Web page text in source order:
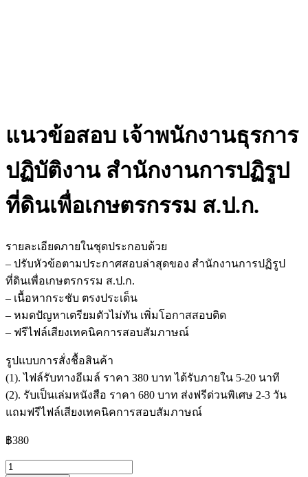
แนวข้อสอบ เจ้าพนักงานธุรการ
ปฏิบัติงาน สำนักงานการปฏิรูป
ที่ดินเพื่อเกษตรกรรม ส.ป.ก.
รายละเอียดภายในชุดประกอบด้วย
– ปรับหัวข้อตามประกาศสอบล่าสุดของ สำนักงานการปฏิรูป
ที่ดินเพื่อเกษตรกรรม ส.ป.ก.
– เนื้อหากระชับ ตรงประเด็น
– หมดปัญหาเตรียมตัวไม่ทัน เพิ่มโอกาสสอบติด
– ฟรีไฟล์เสียงเทคนิคการสอบสัมภาษณ์
รูปแบบการสั่งชื้อสินค้า
(1). ไฟล์รับทางอีเมล์ ราคา 380 บาท ได้รับภายใน 5-20 นาที
(2). รับเป็นเล่มหนังสือ ราคา 680 บาท ส่งฟรีด่วนพิเศษ 2-3 วัน
แถมฟรีไฟล์เสียงเทคนิคการสอบสัมภาษณ์
฿380
จำนวน